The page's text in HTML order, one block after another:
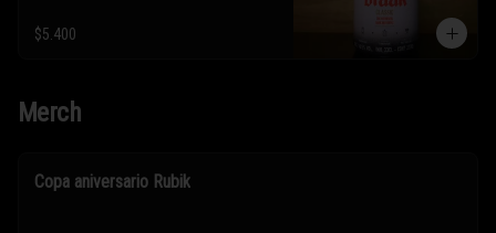
$5.400
Merch
Copa aniversario Rubik